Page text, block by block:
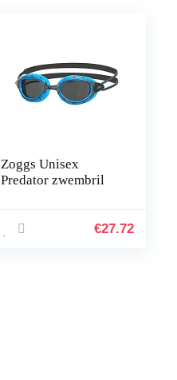
Zoggs Unisex
Predator zwembril
€27.72